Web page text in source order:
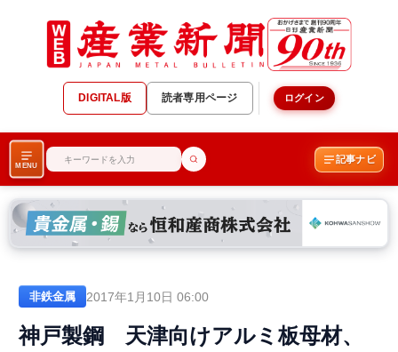
DIGITAL版 読者専用ページ ログイン
MENU
記事ナビ
非鉄金属 2017年1月10日 06:00
神戸製鋼 天津向けアルミ板母材、